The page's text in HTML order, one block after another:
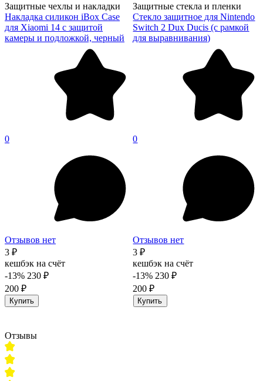
Защитные чехлы и накладки
Накладка силикон iBox Case
для Xiaomi 14 с защитой
камеры и подложкой, черный
0
Отзывов нет
3 ₽
кешбэк на счёт
-13% 230 ₽
200 ₽
Купить
Защитные стекла и пленки
Стекло защитное для Nintendo
Switch 2 Dux Ducis (с рамкой
для выравнивания)
0
Отзывов нет
3 ₽
кешбэк на счёт
-13% 230 ₽
200 ₽
Купить
Отзывы